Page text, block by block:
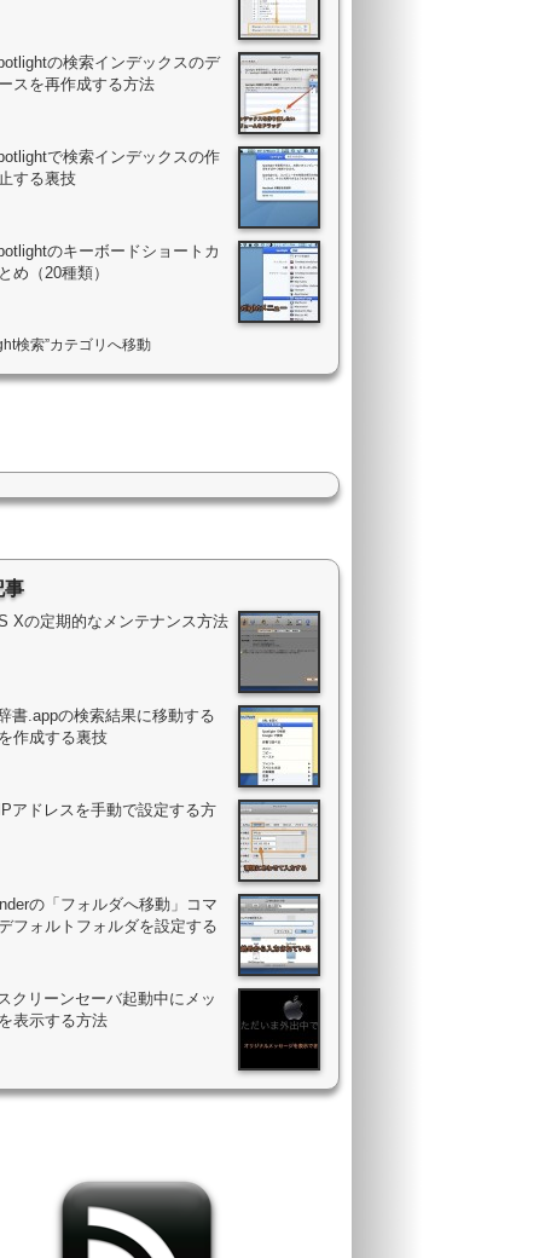
の検索インデックスのデ
スを再作成する方法
で検索インデックスの作
する裏技
のキーボードショートカ
め（20種類）
検索”カテゴリへ移動
事
Xの定期的なメンテナンス方法
書.appの検索結果に移動する
作成する裏技
アドレスを手動で設定する方
の「フォルダへ移動」コマ
フォルトフォルダを設定する
クリーンセーバ起動中にメッ
表示する方法